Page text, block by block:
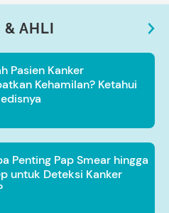
& AHLI
Pasien Kanker
Kehamilan? Ketahui
Penting Pap Smear hingga
untuk Deteksi Kanker